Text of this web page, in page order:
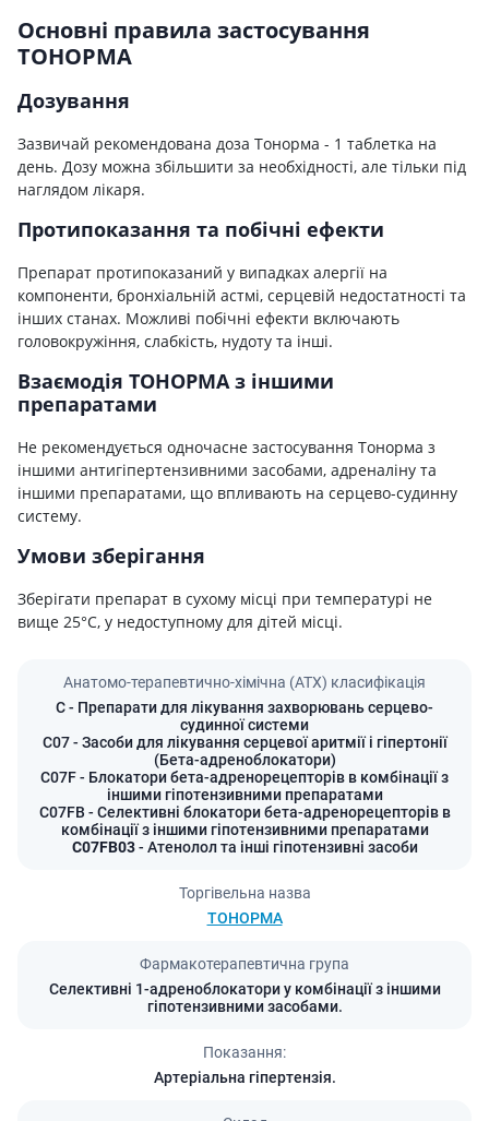
Основні правила застосування
ТОНОРМА
Дозування
Зазвичай рекомендована доза Тонорма - 1 таблетка на
день. Дозу можна збільшити за необхідності, але тільки під
наглядом лікаря.
Протипоказання та побічні ефекти
Препарат протипоказаний у випадках алергії на
компоненти, бронхіальній астмі, серцевій недостатності та
інших станах. Можливі побічні ефекти включають
головокружіння, слабкість, нудоту та інші.
Взаємодія ТОНОРМА з іншими
препаратами
Не рекомендується одночасне застосування Тонорма з
іншими антигіпертензивними засобами, адреналіну та
іншими препаратами, що впливають на серцево-судинну
систему.
Умови зберігання
Зберігати препарат в сухому місці при температурі не
вище 25°C, у недоступному для дітей місці.
Анатомо-терапевтично-хімічна (АТХ) класифікація
C- Препарати для лікування захворювань серцево-
судинної системи
C07- Засоби для лікування серцевої аритмії і гіпертонії
(Бета-адреноблокатори)
C07F- Блокатори бета-адренорецепторів в комбінації з
іншими гіпотензивними препаратами
C07FB - Селективні блокатори бета-адренорецепторів в
комбінації з іншими гіпотензивними препаратами
C07FB03- Атенолол та інші гіпотензивні засоби
Торгівельна назва
ТОНОРМА
Фармакотерапевтична група
Селективні 1-адреноблокатори у комбінації з іншими
гіпотензивними засобами.
Показання:
Артеріальна гіпертензія.